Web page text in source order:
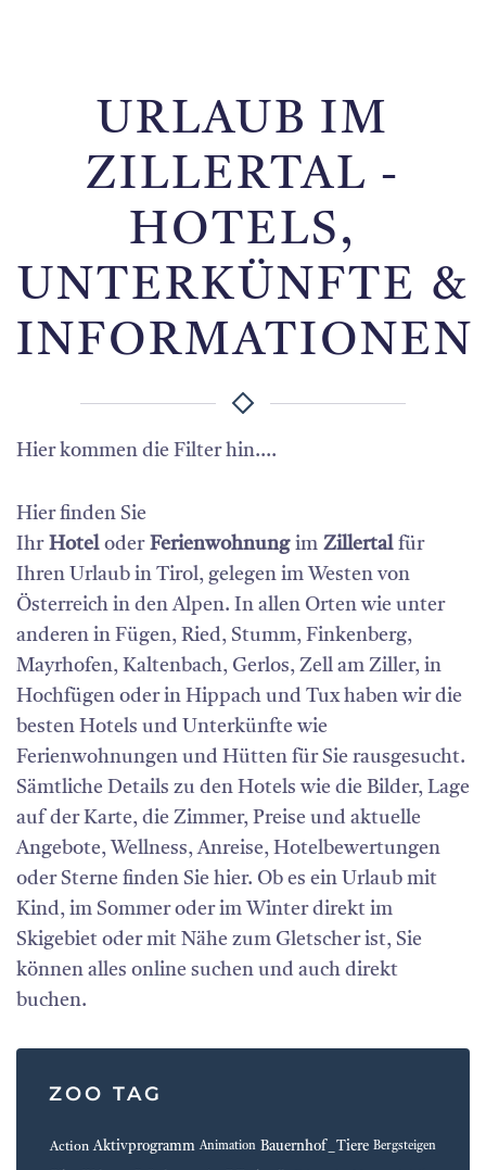
URLAUB IM
ZILLERTAL -
HOTELS,
UNTERKÜNFTE &
INFORMATIONEN
Hier kommen die Filter hin....
Hier finden Sie
Ihr Hoteloder Ferienwohnungim Zillertalfür
Ihren Urlaub in Tirol, gelegen im Westen von
Österreich in den Alpen. In allen Orten wie unter
anderen in Fügen, Ried, Stumm, Finkenberg,
Mayrhofen, Kaltenbach, Gerlos, Zell am Ziller, in
Hochfügen oder in Hippach und Tux haben wir die
besten Hotels und Unterkünfte wie
Ferienwohnungen und Hütten für Sie rausgesucht.
Sämtliche Details zu den Hotels wie die Bilder, Lage
auf der Karte, die Zimmer, Preise und aktuelle
Angebote, Wellness, Anreise, Hotelbewertungen
oder Sterne finden Sie hier. Ob es ein Urlaub mit
Kind, im Sommer oder im Winter direkt im
Skigebiet oder mit Nähe zum Gletscher ist, Sie
können alles online suchen und auch direkt
buchen.
ZOO TAG
Action Aktivprogramm Animation Bauernhof _ Tiere Bergsteigen